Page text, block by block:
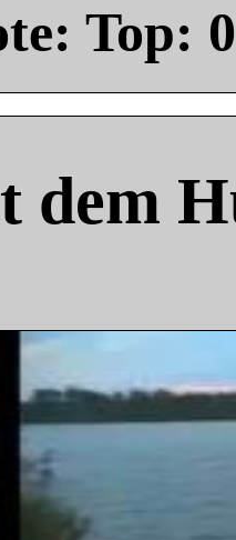
Top: 0
dem